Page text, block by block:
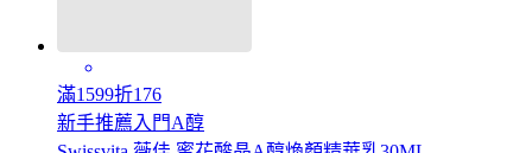
滿1599折176
新手推薦入門A醇